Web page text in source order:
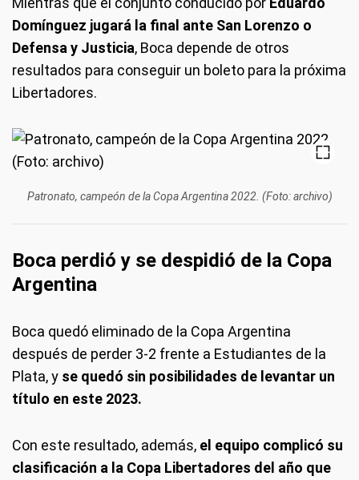
Domínguez jugará la final ante San Lorenzo o
Defensa y Justicia, Boca depende de otros
resultados para conseguir un boleto para la próxima
Libertadores.
Patronato, campeón de la Copa Argentina 2022. (Foto: archivo)
Boca perdió y se despidió de la Copa
Argentina
Boca quedó eliminado de la Copa Argentina
después de perder 3-2 frente a Estudiantes de la
Plata, y se quedó sin posibilidades de levantar un
título en este 2023.
Con este resultado, además, el equipo complicó su
clasificación a la Copa Libertadores del año que